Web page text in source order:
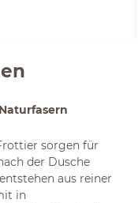
sorgen für
der Dusche
aus reiner
in